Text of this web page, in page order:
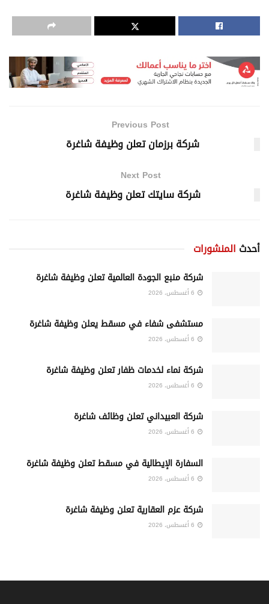
Previous Post
شركة برزمان تعلن وظيفة شاغرة
Next Post
شركة سايتك تعلن وظيفة شاغرة
أحدث المنشورات
شركة منبع الجودة العالمية تعلن وظيفة شاغرة
مستشفى شفاء في مسقط يعلن وظيفة شاغرة
شركة نماء لخدمات ظفار تعلن وظيفة شاغرة
شركة العبيداني تعلن وظائف شاغرة
السفارة الإيطالية في مسقط تعلن وظيفة شاغرة
شركة عزم العقارية تعلن وظيفة شاغرة